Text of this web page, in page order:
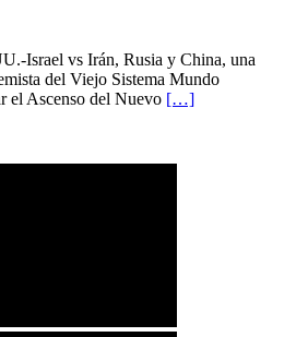
Israel vs Irán, Rusia y China, una
del Viejo Sistema Mundo
el Ascenso del Nuevo […]